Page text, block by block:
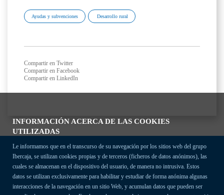
INFORMACIÓN ACERCA DE LAS COOKIES
UTILIZADAS
Le informamos que en el transcurso de su navegación por los sitios web del grupo
Ibercaja, se utilizan cookies propias y de terceros (ficheros de datos anónimos), las
cuales se almacenan en el dispositivo del usuario, de manera no intrusiva. Estos
datos se utilizan exclusivamente para habilitar y estudiar de forma anónima algunas
interacciones de la navegación en un sitio Web, y acumulan datos que pueden ser
Ayudas y subvenciones Desarrollo rural
Compartir en Twitter
Compartir en Facebook
Compartir en LinkedIn